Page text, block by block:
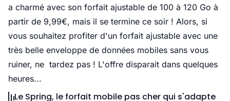
a charmé avec son forfait ajustable de 100 à 120 Go à
partir de 9,99€, mais il se termine ce soir ! Alors, si
vous souhaitez profiter d'un forfait ajustable avec une
très belle enveloppe de données mobiles sans vous
ruiner, ne tardez pas ! L'offre disparait dans quelques
heures...
Le Spring, le forfait mobile pas cher qui s'adapte